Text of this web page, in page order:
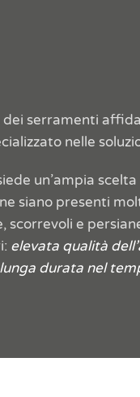
dei serramenti
nelle
un’ampia
siano presenti
scorrevoli e
elevata qualità
durata nel